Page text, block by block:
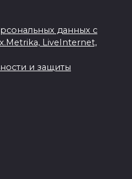
данных с
LiveInternet,
и защиты